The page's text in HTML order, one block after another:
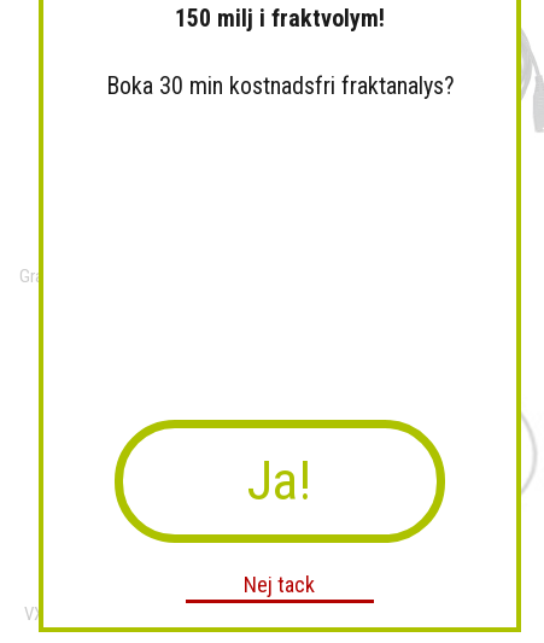
Grandstream GDS3710 IP...
VXi UC Priset LUX Stereo
150 milj i fraktvolym!
Boka 30 min kostnadsfri fraktanalys?
Ja!
Nej tack